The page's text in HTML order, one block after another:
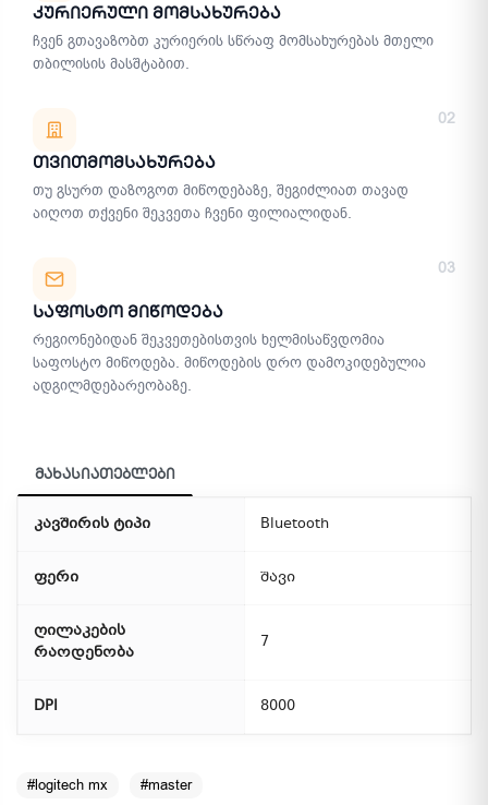
Კურიერული Მომსახურება
ჩვენ გთავაზობთ კურიერის სწრაფ მომსახურებას მთელი
თბილისის მასშტაბით.
02
Თვითმომსახურება
თუ გსურთ დაზოგოთ მიწოდებაზე, შეგიძლიათ თავად
აიღოთ თქვენი შეკვეთა ჩვენი ფილიალიდან.
03
Საფოსტო Მიწოდება
რეგიონებიდან შეკვეთებისთვის ხელმისაწვდომია
საფოსტო მიწოდება. მიწოდების დრო დამოკიდებულია
ადგილმდებარეობაზე.
მახასიათებლები
კავშირის ტიპი Bluetooth
ფერი შავი
ღილაკების
რაოდენობა
7
DPI 8000
#logitech mx #master